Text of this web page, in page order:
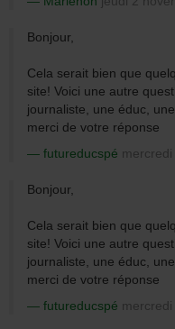
Bonjour,
Cela serait bien que
site! Voici une autre
journaliste, une éduc,
merci de votre réponse
futureducspé
Bonjour,
Cela serait bien que
site! Voici une autre
journaliste, une éduc,
merci de votre réponse
futureducspé